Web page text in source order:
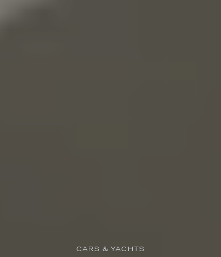
CARS & YACHTS